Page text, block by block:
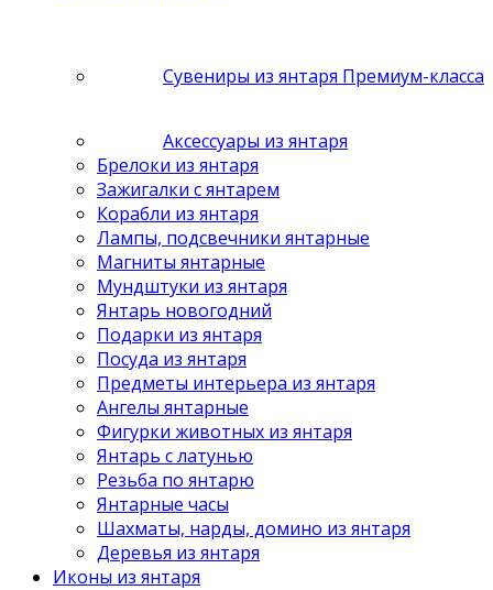
Сувениры из янтаря Премиум-класса
Аксессуары из янтаря
Брелоки из янтаря
Зажигалки с янтарем
Корабли из янтаря
Лампы, подсвечники янтарные
Магниты янтарные
Мундштуки из янтаря
Янтарь новогодний
Подарки из янтаря
Посуда из янтаря
Предметы интерьера из янтаря
Ангелы янтарные
Фигурки животных из янтаря
Янтарь с латунью
Резьба по янтарю
Янтарные часы
Шахматы, нарды, домино из янтаря
Деревья из янтаря
Иконы из янтаря